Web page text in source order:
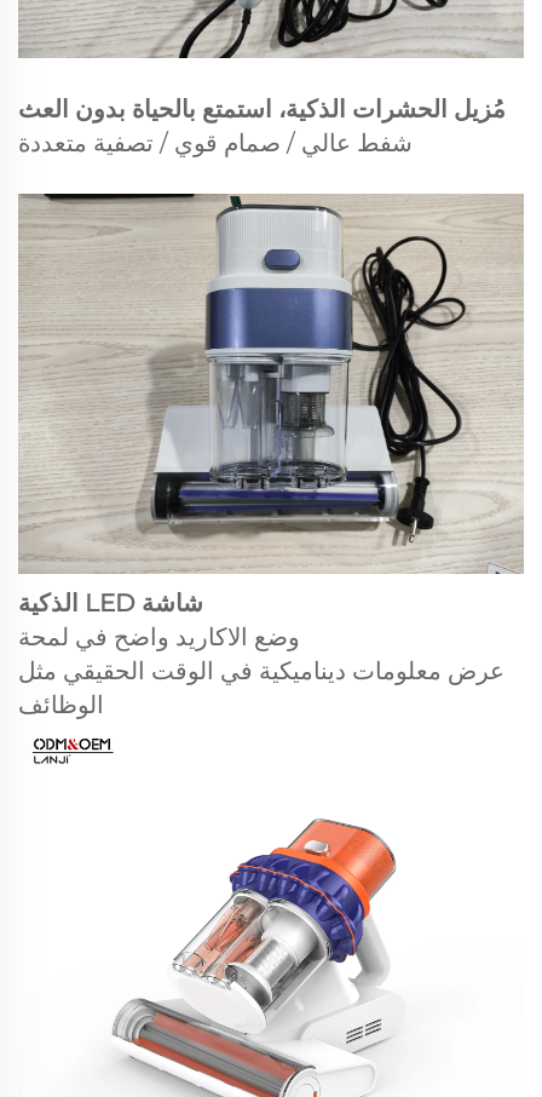
مُزيل الحشرات الذكية، استمتع بالحياة بدون العث
شفط عالي / صمام قوي / تصفية متعددة
شاشة LED الذكية
وضع الاكاريد واضح في لمحة
عرض معلومات ديناميكية في الوقت الحقيقي مثل
الوظائف